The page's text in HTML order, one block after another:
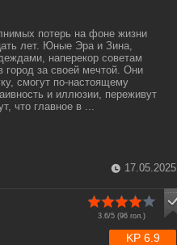
потерь на фоне жизни
лет. Юные Эра и Зина,
наперекор советам
город за своей мечтой. Они
смогут по-настоящему
и иллюзии, переживут
что главное в ...
17.05.2025
3.6/5 (96 гол.)
KP 6.9